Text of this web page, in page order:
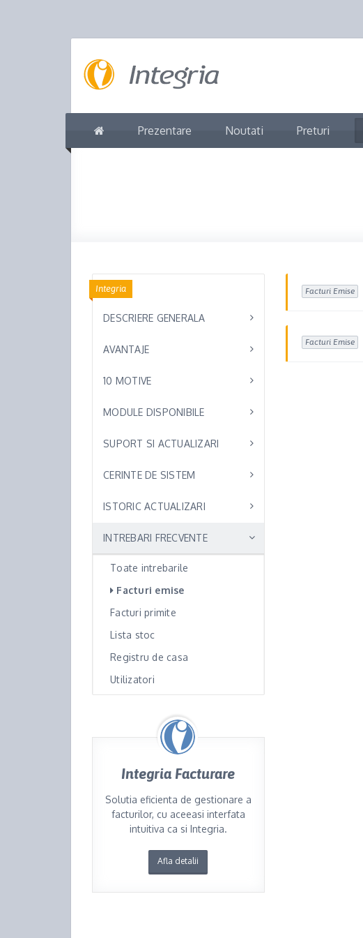
Prezentare Noutati Preturi
Integria
DESCRIERE GENERALA
AVANTAJE
10 MOTIVE
MODULE DISPONIBILE
SUPORT SI ACTUALIZARI
CERINTE DE SISTEM
ISTORIC ACTUALIZARI
INTREBARI FRECVENTE
Toate intrebarile
Facturi emise
Facturi primite
Lista stoc
Registru de casa
Utilizatori
Integria Facturare
Solutia eficienta de gestionare a
facturilor, cu aceeasi interfata
intuitiva ca si Integria.
Afla detalii
Facturi Emise
Facturi Emise